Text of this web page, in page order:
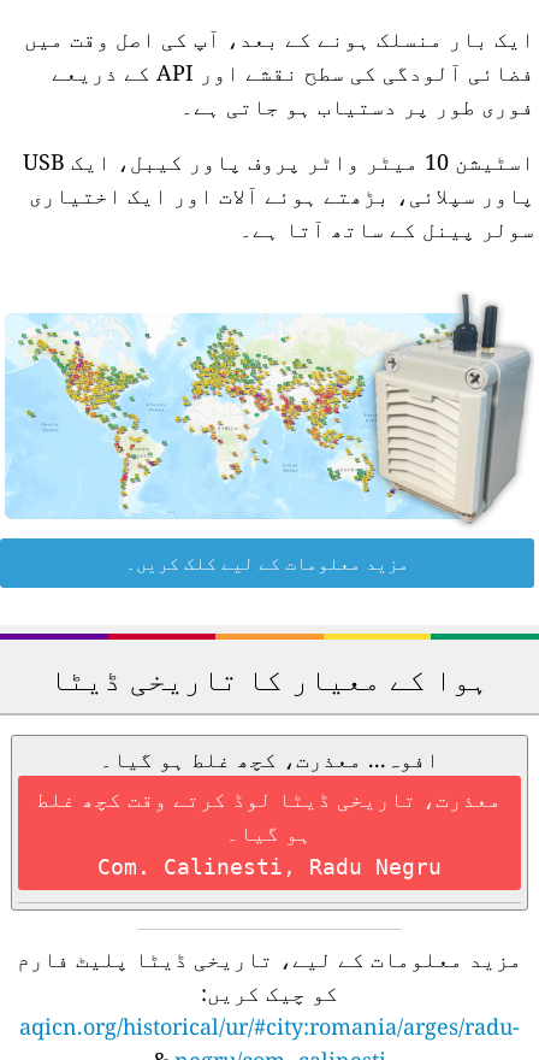
ایک بار منسلک ہونے کے بعد، آپ کی اصل وقت میں
فضائی آلودگی کی سطح نقشے اور API کے ذریعے
فوری طور پر دستیاب ہو جاتی ہے۔
اسٹیشن 10 میٹر واٹر پروف پاور کیبل، ایک USB
پاور سپلائی، بڑھتے ہوئے آلات اور ایک اختیاری
سولر پینل کے ساتھ آتا ہے۔
مزید معلومات کے لیے کلک کریں۔
ہوا کے معیار کا تاریخی ڈیٹا
افوہ... معذرت، کچھ غلط ہو گیا۔
معذرت، تاریخی ڈیٹا لوڈ کرتے وقت کچھ غلط
ہو گیا۔
Com. Calinesti, Radu Negru
مزید معلومات کے لیے، تاریخی ڈیٹا پلیٹ فارم
کو چیک کریں:
aqicn.org/historical/ur/#city:romania/arges/radu-